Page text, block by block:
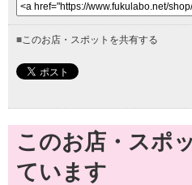
■このお店・スポットを共有する
このお店・スポ
ています